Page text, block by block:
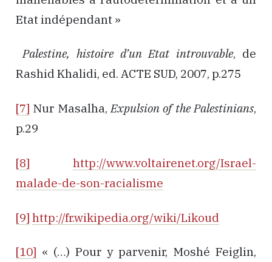
Etat indépendant »
Palestine, histoire d’un Etat introuvable, de
Rashid Khalidi, ed. ACTE SUD, 2007, p.275
[7] Nur Masalha,Expulsion of the Palestinians,
p.29
[8]
http://www.voltairenet.org/Israel-
malade-de-son-racialisme
[9] http://fr.wikipedia.org/wiki/Likoud
[10] « (…) Pour y parvenir, Moshé Feiglin,